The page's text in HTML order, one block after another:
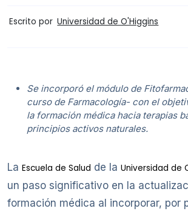
Escrito por Universidad de O'Higgins
Se incorporó el módulo de
curso de Farmacología- con el
la formación médica hacia terapias
principios activos naturales.
La Escuela de Salud de la Universidad de
un paso significativo en la
formación médica al incorporar, por